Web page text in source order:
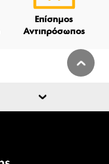
Επίσημος
Αντιπρόσωπος